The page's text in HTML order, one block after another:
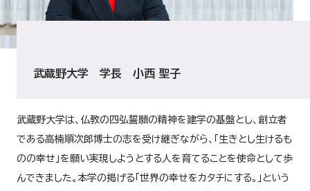
武蔵野大学 学長 小西 聖子
武蔵野大学は、仏教の四弘誓願の精神を建学の基盤とし、創立者
である高楠順次郎博士の志を受け継ぎながら、「生きとし生けるも
のの幸せ」を願い実現しようとする人を育てることを使命として歩
んできました。本学の掲げる「世界の幸せをカタチにする。」という
連携協定一覧
FD活動
自己点検・評価活動
学生支援に関する方針
武蔵野大学オープンアクセス方針
大学等の設置に係る設置計画履行状況報告書